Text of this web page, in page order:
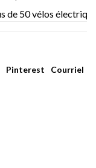
50 vélos
Pinterest Courriel